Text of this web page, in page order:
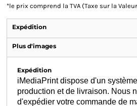
*le prix comprend la TVA (Taxe sur la
Expédition
Plus d'images
Expédition
iMediaPrint dispose d'un
production et de livraison. Nous
d'expédier votre commande de